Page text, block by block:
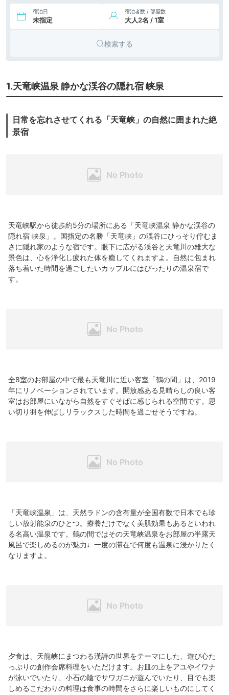
宿泊日
未指定
宿泊者数 / 部屋数
大人2名 / 1室
検索する
1.天竜峡温泉 静かな渓谷の隠れ宿 峡泉
日常を忘れさせてくれる「天竜峡」の自然に囲まれた絶
景宿
天竜峡駅から徒歩約5分の場所にある「天竜峡温泉 静かな渓谷の
隠れ宿 峡泉」。国指定の名勝「天竜峡」の渓谷にひっそり佇むま
さに隠れ家のような宿です。眼下に広がる渓谷と天竜川の雄大な
景色は、心を浄化し疲れた体を癒してくれますよ。自然に包まれ
落ち着いた時間を過ごしたいカップルにはぴったりの温泉宿で
す。
全8室のお部屋の中で最も天竜川に近い客室「鶴の間」は、2019
年にリノベーションされています。開放感ある見晴らしの良い客
室はお部屋にいながら自然をすぐそばに感じられる空間です。思
い切り羽を伸ばしリラックスした時間を過ごせそうですね。
「天竜峡温泉」は、天然ラドンの含有量が全国有数で日本でも珍
しい放射能泉のひとつ。療養だけでなく美肌効果もあるといわれ
る名高い温泉です。鶴の間ではその天竜峡温泉をお部屋の半露天
風呂で楽しめるのが魅力♩一度の滞在で何度も温泉に浸かりたく
なりますよ。
夕食は、天龍峡にまつわる漢詩の世界をテーマにした、遊び心た
っぷりの創作会席料理をいただけます。お皿の上をアユやイワナ
が泳いでいたり、小石の陰でサワガニが遊んでいたり、目でも楽
しめるこだわりの料理は食事の時間をさらに楽しいものにしてく